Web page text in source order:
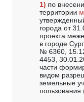
1) по
территории
города от
проекта
в городе
№ 6360,
4453,
части
видом
земельные
пользования